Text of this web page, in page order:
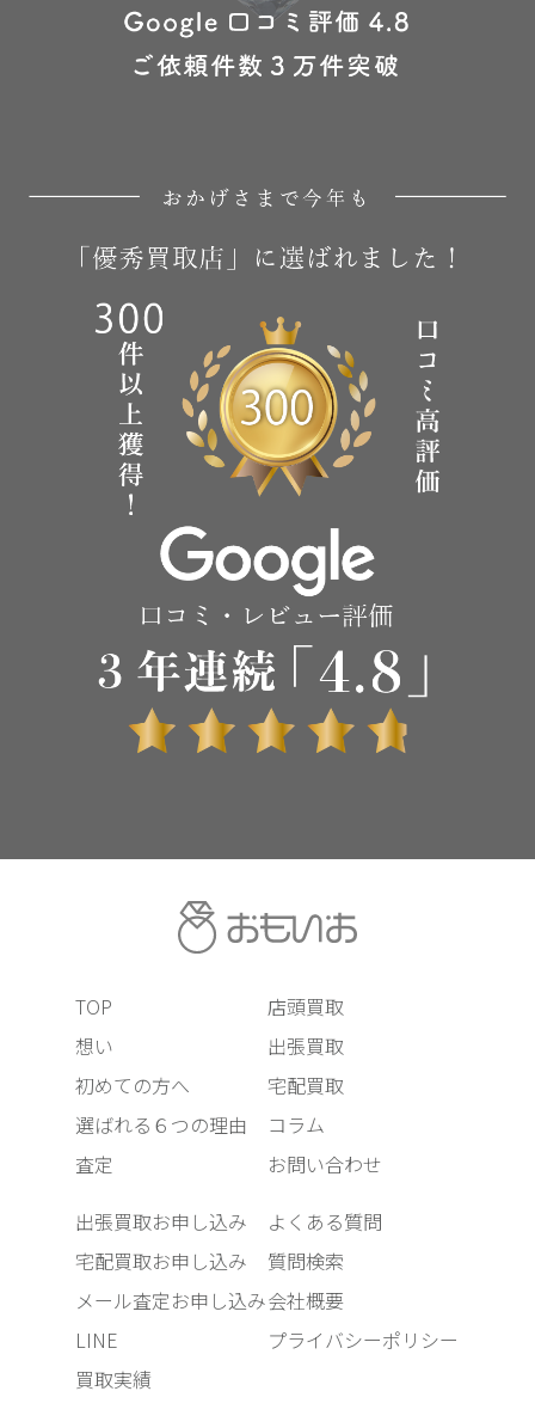
TOP
想い
初めての方へ
選ばれる６つの理由
査定
店頭買取
出張買取
宅配買取
コラム
お問い合わせ
出張買取お申し込み
宅配買取お申し込み
メール査定お申し込み
LINE
買取実績
よくある質問
質問検索
会社概要
プライバシーポリシー